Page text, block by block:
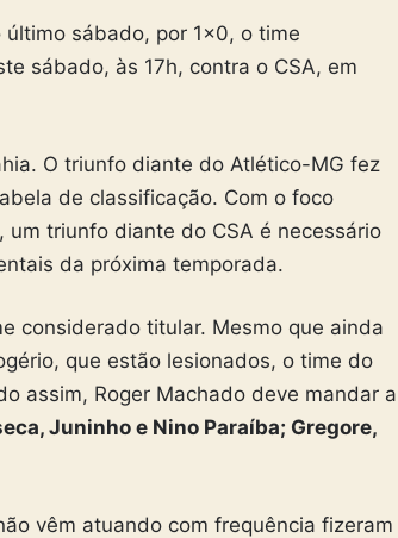
sábado, por 1×0, o time
sábado, às 17h, contra o CSA, em
O triunfo diante do Atlético-MG fez
de classificação. Com o foco
triunfo diante do CSA é necessário
da próxima temporada.
considerado titular. Mesmo que ainda
que estão lesionados, o time do
assim, Roger Machado deve mandar a
Juninho e Nino Paraíba; Gregore,
vêm atuando com frequência fizeram